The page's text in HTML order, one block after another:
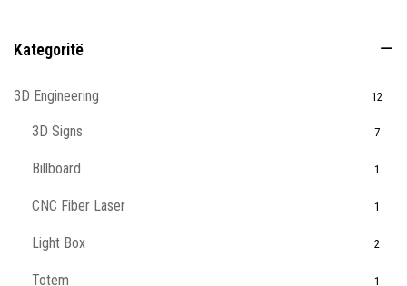
Kategoritë
3D Engineering 12
3D Signs 7
Billboard 1
CNC Fiber Laser 1
Light Box 2
Totem 1